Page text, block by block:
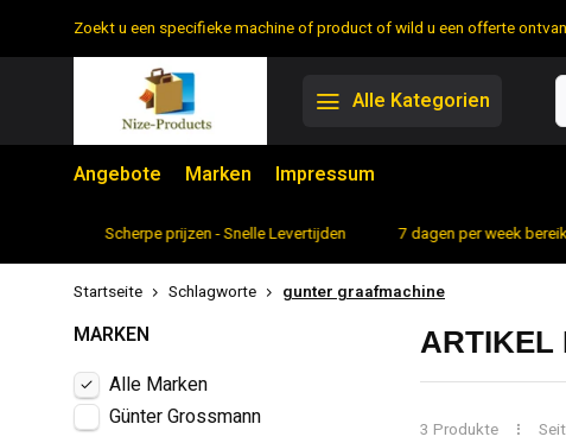
Zoekt u een specifieke machine of product of wild u een offerte
Alle Kategorien
Angebote Marken Impressum
Scherpe prijzen - Snelle Levertijden 7 dagen per week
Startseite Schlagworte gunter graafmachine
MARKEN
Alle Marken
Günter Grossmann
ARTIKEL
3 Produkte